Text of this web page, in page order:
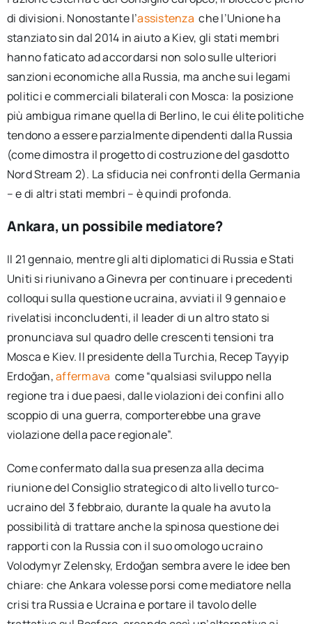
di divisioni. Nonostante l’assistenza che l’Unione ha
stanziato sin dal 2014 in aiuto a Kiev, gli stati membri
hanno faticato ad accordarsi non solo sulle ulteriori
sanzioni economiche alla Russia, ma anche sui legami
politici e commerciali bilaterali con Mosca: la posizione
più ambigua rimane quella di Berlino, le cui élite politiche
tendono a essere parzialmente dipendenti dalla Russia
(come dimostra il progetto di costruzione del gasdotto
Nord Stream 2). La sfiducia nei confronti della Germania
– e di altri stati membri – è quindi profonda.
Ankara, un possibile mediatore?
Il 21 gennaio, mentre gli alti diplomatici di Russia e Stati
Uniti si riunivano a Ginevra per continuare i precedenti
colloqui sulla questione ucraina, avviati il 9 gennaio e
rivelatisi inconcludenti, il leader di un altro stato si
pronunciava sul quadro delle crescenti tensioni tra
Mosca e Kiev. Il presidente della Turchia, Recep Tayyip
Erdoğan,affermava come “qualsiasi sviluppo nella
regione tra i due paesi, dalle violazioni dei confini allo
scoppio di una guerra, comporterebbe una grave
violazione della pace regionale”.
Come confermato dalla sua presenza alla decima
riunione del Consiglio strategico di alto livello turco-
ucraino del 3 febbraio, durante la quale ha avuto la
possibilità di trattare anche la spinosa questione dei
rapporti con la Russia con il suo omologo ucraino
Volodymyr Zelensky, Erdoğan sembra avere le idee ben
chiare: che Ankara volesse porsi come mediatore nella
crisi tra Russia e Ucraina e portare il tavolo delle